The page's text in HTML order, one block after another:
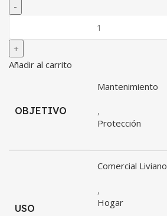
Añadir al carrito
OBJETIVO
Mantenimiento
,
Protección
USO
Comercial Liviano
,
Hogar